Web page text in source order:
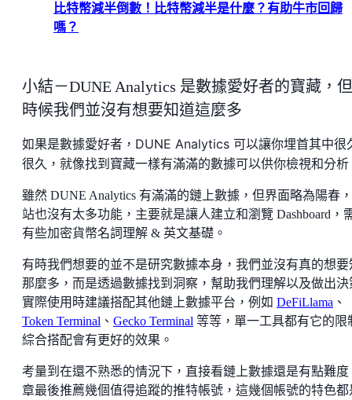
比特幣減半倒數！比特幣減半是什麼？有助牛市回歸
嗎？
小結－DUNE Analytics 是數據愛好者的寶藏，
時候我們並沒有想要知道這麼多
如果是數據愛好者，DUNE Analytics 可以讓你埋首其中很
很久，就像找到寶藏一樣有滿滿的數據可以供你檢視和分析
雖然 DUNE Analytics 有滿滿的鏈上數據，但界面略為陽春
站也沒有太多功能，主要就是讓人建立和瀏覽 Dashboard，
有些加密貨幣名詞理解 & 英文基礎。
有時我們想要的並不是研究數據本身，我們並沒有真的想要
那麼多，而是透過數據找到洞察，幫助我們理解以及做出決
實際使用時建議搭配其他鏈上數據平台，例如 DeFiLlama 、
Token Terminal 、 Gecko Terminal 等等，單一工具都有它的限
綜合搭配會有更好的效果。
考量到在還不熟悉的情況下，直接看鏈上數據還是有點難度
章最後推薦幾個值得追蹤的推特帳號，這幾個帳號的特色都